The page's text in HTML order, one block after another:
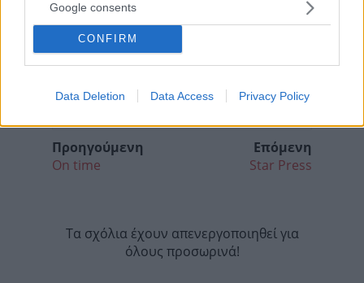
Google consents
CONFIRM
Data Deletion Data Access Privacy Policy
Προηγούμενη
On time
Επόμενη
Star Press
Τα σχόλια έχουν απενεργοποιηθεί για
όλους προσωρινά!